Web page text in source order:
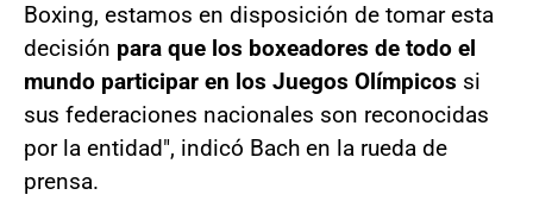
Boxing, estamos en disposición de tomar esta
decisión para que los boxeadores de todo el
mundo participar en los Juegos Olímpicos si
sus federaciones nacionales son reconocidas
por la entidad", indicó Bach en la rueda de
prensa.